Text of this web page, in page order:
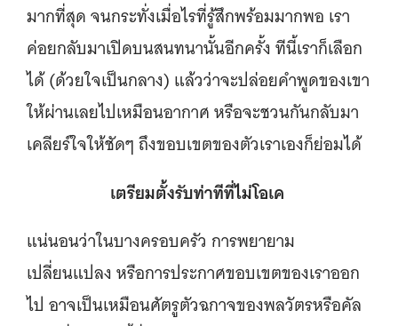
มากที่สุด จนกระทั่งเมื่อไรที่รู้สึกพร้อมมากพอ เรา
ค่อยกลับมาเปิดบนสนทนานั้นอีกครั้ง ทีนี้เราก็เลือก
ได้ (ด้วยใจเป็นกลาง) แล้วว่าจะปล่อยคำพูดของเขา
ให้ผ่านเลยไปเหมือนอากาศ หรือจะชวนกันกลับมา
เคลียร์ใจให้ชัดๆ ถึงขอบเขตของตัวเราเองก็ย่อมได้
เตรียมตั้งรับท่าทีที่ไม่โอเค
แน่นอนว่าในบางครอบครัว การพยายาม
เปลี่ยนแปลง หรือการประกาศขอบเขตของเราออก
ไป อาจเป็นเหมือนศัตรูตัวฉกาจของพลวัตรหรือคัล